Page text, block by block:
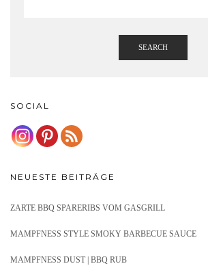
SEARCH
SOCIAL
NEUESTE BEITRÄGE
ZARTE BBQ SPARERIBS VOM GASGRILL
MAMPFNESS STYLE SMOKY BARBECUE SAUCE
MAMPFNESS DUST | BBQ RUB